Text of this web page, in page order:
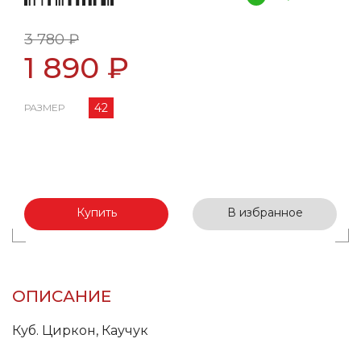
3 780 ₽
1 890 ₽
РАЗМЕР 42
Купить В избранное
ОПИСАНИЕ
Куб. Циркон, Каучук